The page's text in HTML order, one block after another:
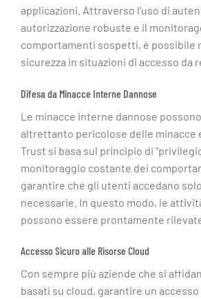
applicazioni. Attraverso l’uso di
autorizzazione robuste e il
comportamenti sospetti, è possibile
sicurezza in situazioni di accesso da
Difesa da Minacce Interne Dannose
Le minacce interne dannose
altrettanto pericolose delle minacce
Trust si basa sul principio di
monitoraggio costante dei
garantire che gli utenti accedano
necessarie. In questo modo, le
possono essere prontamente
Accesso Sicuro alle Risorse Cloud
Con sempre più aziende che si
basati su cloud, garantire un